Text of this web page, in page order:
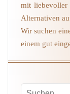
mit liebevoller
Alternativen
Wir suchen
einem gut